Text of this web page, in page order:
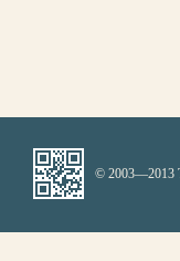
© 2003—2013